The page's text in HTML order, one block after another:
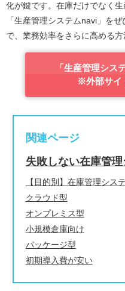
化が鍵です。在庫だけでなく
「生産管理システムnavi」を
で、業務効率をさらに高める方
「生産管理シス
※外部サイ
関連ページ
失敗しない在庫管
【目的別】在庫管理シス
クラウド型
オンプレミス型
小規模倉庫向け
パッケージ型
初期導入費が安い